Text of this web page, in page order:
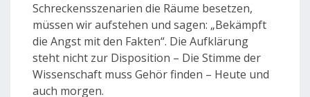
Schreckensszenarien die Räume besetzen,
müssen wir aufstehen und sagen: „Bekämpft
die Angst mit den Fakten“. Die Aufklärung
steht nicht zur Disposition – Die Stimme der
Wissenschaft muss Gehör finden – Heute und
auch morgen.